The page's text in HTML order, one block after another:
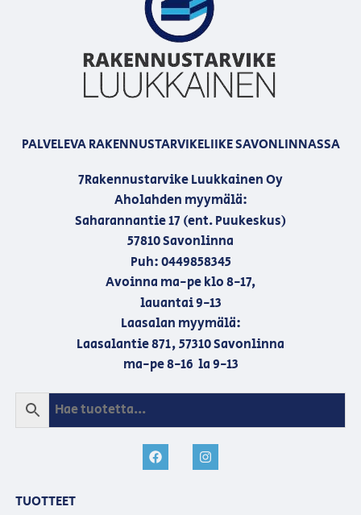
PALVELEVA RAKENNUSTARVIKELIIKE SAVONLINNASSA
7Rakennustarvike Luukkainen Oy
Aholahden myymälä:
Saharannantie 17 (ent. Puukeskus)
57810 Savonlinna
Puh: 0449858345
Avoinna ma-pe klo 8-17,
lauantai 9-13
Laasalan myymälä:
Laasalantie 871, 57310 Savonlinna
ma-pe 8-16 la 9-13
TUOTTEET